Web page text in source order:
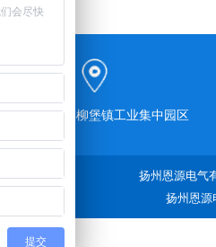
江苏省宝应县柳堡镇工业集中园区
扬州恩源电气
扬州恩源
提交